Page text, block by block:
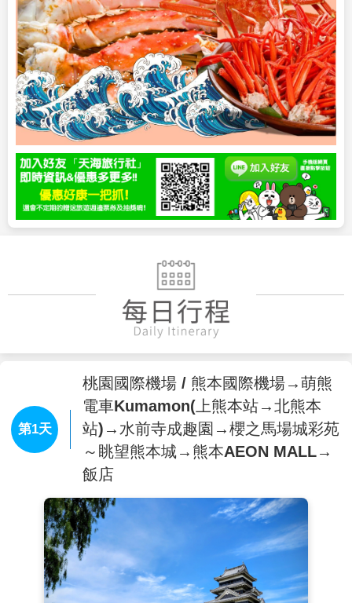
第1天
桃園國際機場 / 熊本國際機場→萌熊
電車Kumamon(上熊本站→北熊本
站)→水前寺成趣園→櫻之馬場城彩苑
～眺望熊本城→熊本AEON MALL→
飯店